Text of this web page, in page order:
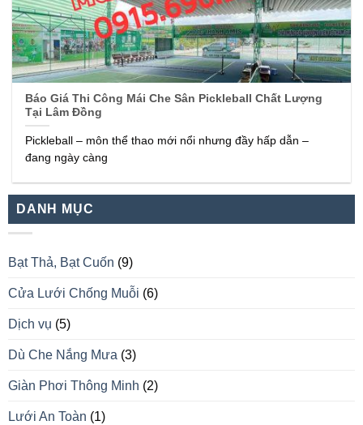
Báo Giá Thi Công Mái Che Sân Pickleball Chất Lượng
Tại Lâm Đồng
Pickleball – môn thể thao mới nổi nhưng đầy hấp dẫn –
đang ngày càng
DANH MỤC
Bạt Thả, Bạt Cuốn (9)
Cửa Lưới Chống Muỗi (6)
Dịch vụ (5)
Dù Che Nắng Mưa (3)
Giàn Phơi Thông Minh (2)
Lưới An Toàn (1)